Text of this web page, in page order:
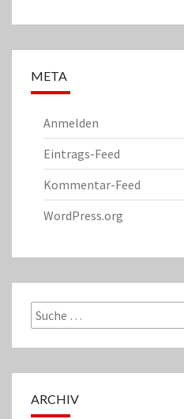
META
Anmelden
Eintrags-Feed
Kommentar-Feed
WordPress.org
Suche
nach:
ARCHIV